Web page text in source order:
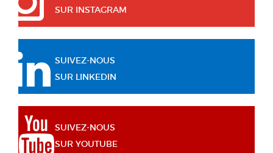
SUR INSTAGRAM
SUIVEZ-NOUS
SUR LINKEDIN
SUIVEZ-NOUS
SUR YOUTUBE